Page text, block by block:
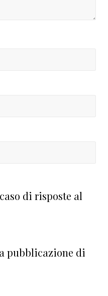
di risposte al
pubblicazione di